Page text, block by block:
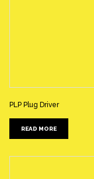
PLP Plug Driver
READ MORE